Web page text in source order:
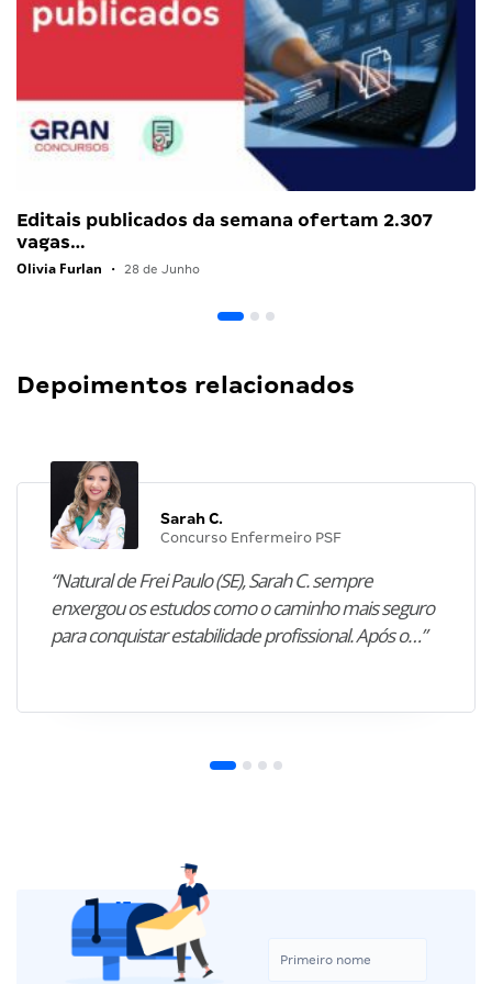
Editais publicados da semana ofertam 2.307
vagas…
Olivia Furlan • 28 de Junho
Depoimentos relacionados
Sarah C.
Concurso Enfermeiro PSF
“Natural de Frei Paulo (SE), Sarah C. sempre
enxergou os estudos como o caminho mais seguro
para conquistar estabilidade profissional. Após o…”